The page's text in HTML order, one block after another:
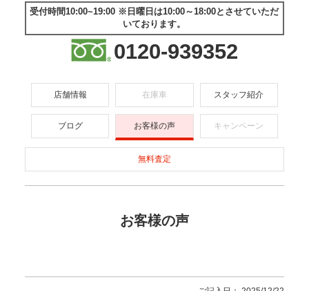
受付時間10:00~19:00 ※日曜日は10:00～18:00とさせていただ
いております。
0120-939352
店舗情報 在庫車 スタッフ紹介
ブログ お客様の声 キャンペーン
無料査定
お客様の声